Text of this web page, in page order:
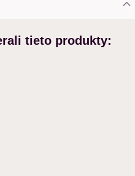
tieto produkty: